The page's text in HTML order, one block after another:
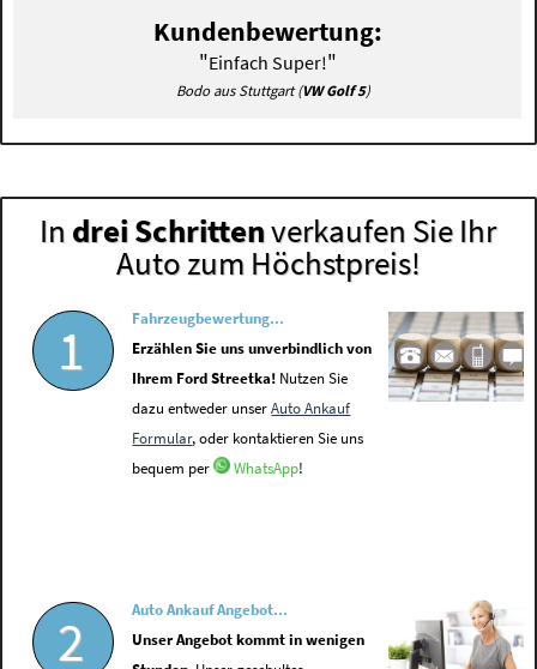
Kundenbewertung:
"Einfach Super!"
Bodo aus Stuttgart (VW Golf 5)
In drei Schrittenverkaufen Sie Ihr
Auto zum Höchstpreis!
1
Fahrzeugbewertung...
Erzählen Sie uns unverbindlich von
Ihrem Ford Streetka! Nutzen Sie
dazu entweder unserAuto Ankauf
Formular, oder kontaktieren Sie uns
bequem per
WhatsApp!
2
Auto Ankauf Angebot...
Unser Angebot kommt in wenigen